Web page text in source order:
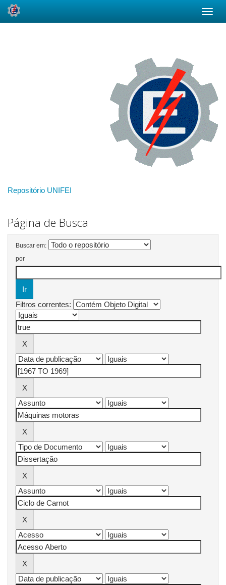
Repositório UNIFEI
Página de Busca
Buscar em:
por
Filtros correntes: